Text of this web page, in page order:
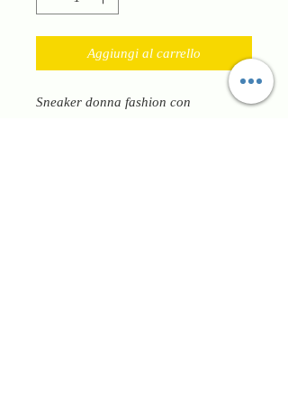
Aggiungi al carrello
Sneaker donna fashion con